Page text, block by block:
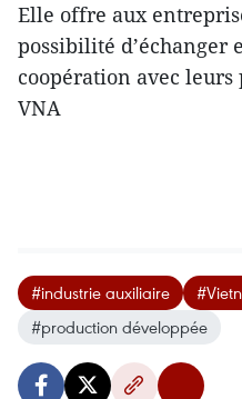
Elle offre aux
possibilité d’échanger
coopération avec
VNA
#industrie auxiliaire
#production développée